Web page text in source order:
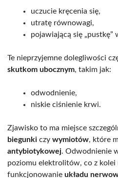
uczucie kręcenia się,
utratę równowagi,
pojawiającą się „pustkę”
Te nieprzyjemne dolegliwości
skutkom ubocznym, takim jak:
odwodnienie,
niskie ciśnienie krwi.
Zjawisko to ma miejsce
biegunki czy wymiotów, które
antybiotykowej. Odwodnienie
poziomu elektrolitów, co z kolei
funkcjonowanie układu